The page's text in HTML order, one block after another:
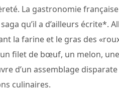
La gastronomie
qu’il a d’ailleurs écrite*.
la farine et le gras des
filet de bœuf, un melon,
d’un assemblage
culinaires.